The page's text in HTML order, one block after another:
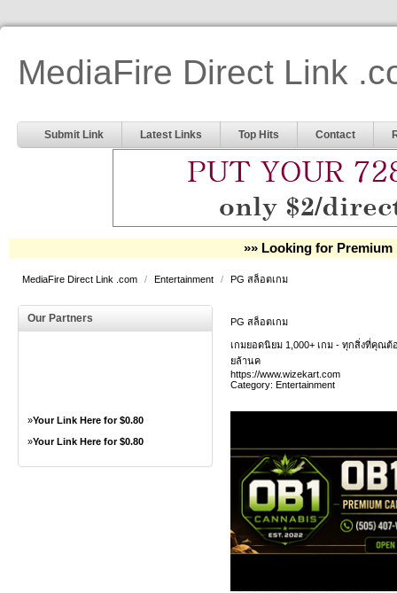
MediaFire Direct Link
Submit Link Latest Links Top Hits Contact
»» Looking for Premium
MediaFire Direct Link .com / Entertainment / PG สล็อตเกม
Our Partners
»Your Link Here for $0.80
»Your Link Here for $0.80
PG สล็อตเกม
เกมยอดนิยม 1,000+ เกม - ทุกสิ่งที่คุณ
ยล้านค
https://www.wizekart.com
Category: Entertainment